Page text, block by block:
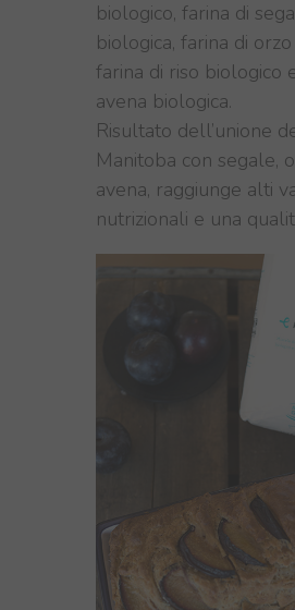
biologico, farina di
biologica, farina di
farina di riso biologico
avena biologica.
Risultato dell’unione
Manitoba con segale,
avena, raggiunge alti
nutrizionali e una